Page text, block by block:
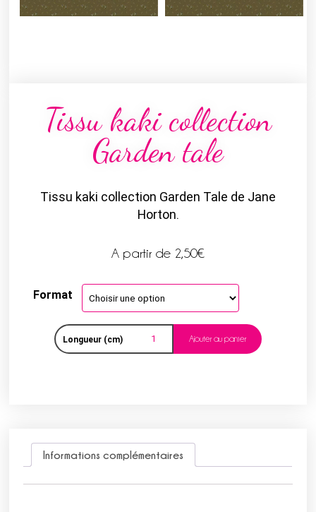
Tissu kaki collection
Garden tale
Tissu kaki collection Garden Tale de Jane
Horton.
A partir de 2,50€
Format
Longueur (cm) Ajouter au panier
Informations complémentaires